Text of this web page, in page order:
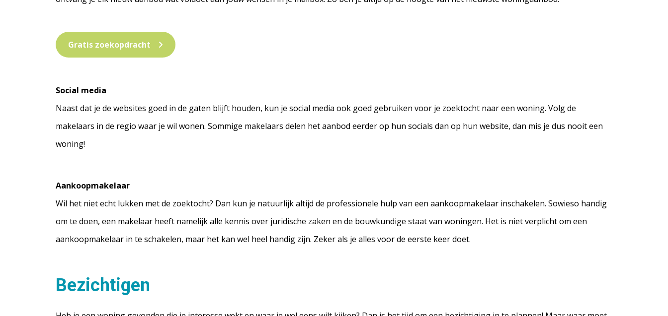
Gratis zoekopdracht
Social media
Naast dat je de websites goed in de gaten blijft houden, kun je social media ook goed gebruiken voor je zoektocht naar een woning. Volg de
makelaars in de regio waar je wil wonen. Sommige makelaars delen het aanbod eerder op hun socials dan op hun website, dan mis je dus nooit een
woning!
Aankoopmakelaar
Wil het niet echt lukken met de zoektocht? Dan kun je natuurlijk altijd de professionele hulp van een aankoopmakelaar inschakelen. Sowieso handig
om te doen, een makelaar heeft namelijk alle kennis over juridische zaken en de bouwkundige staat van woningen. Het is niet verplicht om een
aankoopmakelaar in te schakelen, maar het kan wel heel handig zijn. Zeker als je alles voor de eerste keer doet.
Bezichtigen